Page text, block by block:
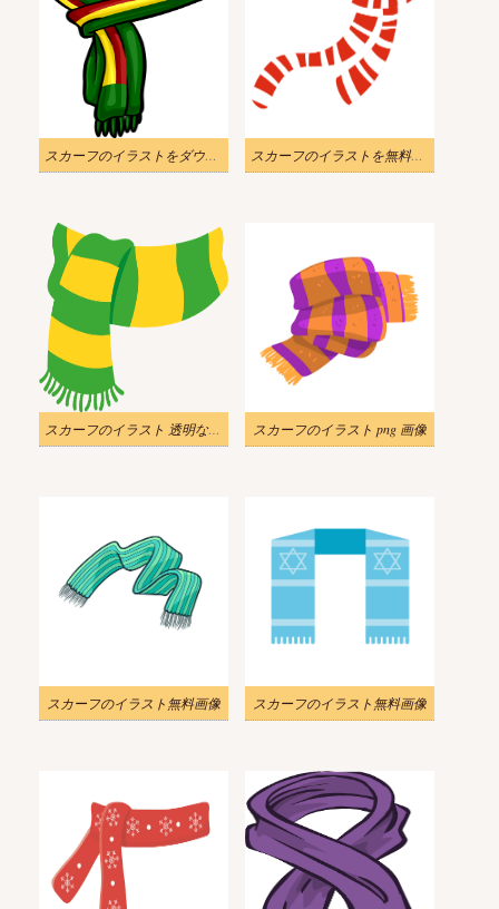
スカーフのイラストをダウンロード スカーフのイラストを無料でダウンロード
スカーフのイラスト 透明な背景 9 スカーフのイラスト png 画像
スカーフのイラスト無料画像 スカーフのイラスト無料画像